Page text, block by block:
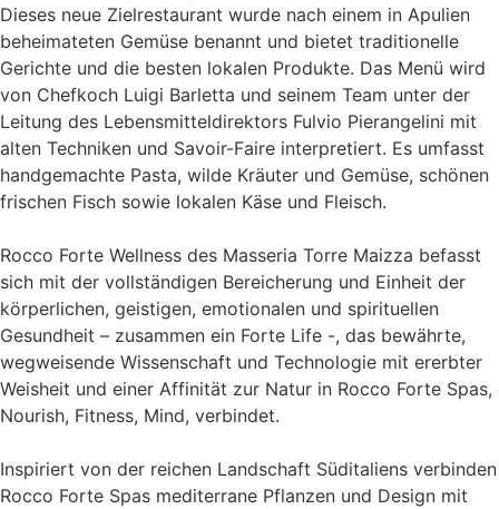
Dieses neue Zielrestaurant wurde nach einem in Apulien
beheimateten Gemüse benannt und bietet traditionelle
Gerichte und die besten lokalen Produkte. Das Menü wird
von Chefkoch Luigi Barletta und seinem Team unter der
Leitung des Lebensmitteldirektors Fulvio Pierangelini mit
alten Techniken und Savoir-Faire interpretiert. Es umfasst
handgemachte Pasta, wilde Kräuter und Gemüse, schönen
frischen Fisch sowie lokalen Käse und Fleisch.
Rocco Forte Wellness des Masseria Torre Maizza befasst
sich mit der vollständigen Bereicherung und Einheit der
körperlichen, geistigen, emotionalen und spirituellen
Gesundheit – zusammen ein Forte Life -, das bewährte,
wegweisende Wissenschaft und Technologie mit ererbter
Weisheit und einer Affinität zur Natur in Rocco Forte Spas,
Nourish, Fitness, Mind, verbindet.
Inspiriert von der reichen Landschaft Süditaliens verbinden
Rocco Forte Spas mediterrane Pflanzen und Design mit